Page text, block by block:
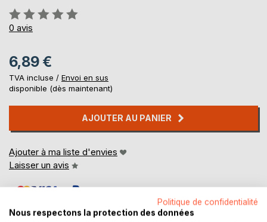
Évaluation:
0%
0 avis
6,89 €
TVA incluse / Envoi en sus
disponible (dès maintenant)
AJOUTER AU PANIER
Ajouter à ma liste d'envies
Laisser un avis
Politique de confidentialité
Nous respectons la protection des données